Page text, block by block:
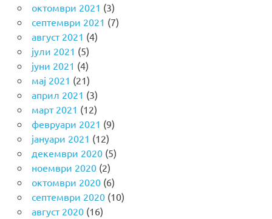
октомври 2021 (3)
септември 2021 (7)
август 2021 (4)
јули 2021 (5)
јуни 2021 (4)
мај 2021 (21)
април 2021 (3)
март 2021 (12)
февруари 2021 (9)
јануари 2021 (12)
декември 2020(5)
ноември 2020(2)
октомври 2020(6)
септември 2020(10)
август 2020(16)